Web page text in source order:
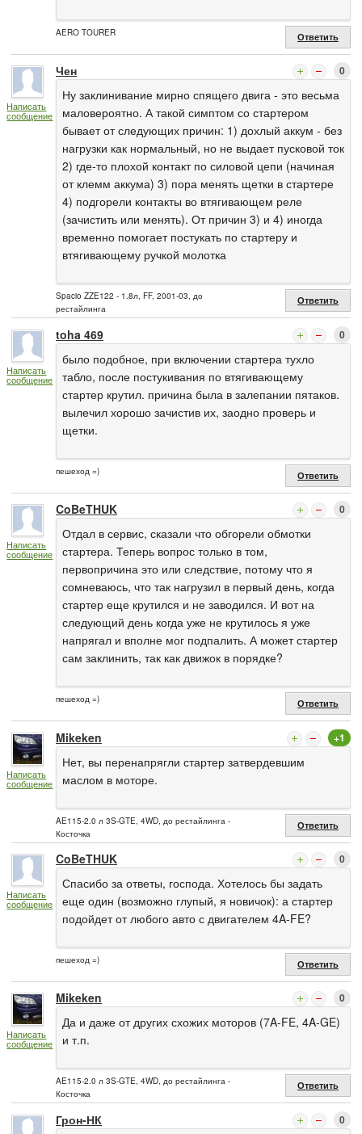
AERO TOURER Ответить
Написать
сообщение
Чен 0
Ну заклинивание мирно спящего двига - это весьма
маловероятно. А такой симптом со стартером
бывает от следующих причин: 1) дохлый аккум - без
нагрузки как нормальный, но не выдает пусковой ток
2) где-то плохой контакт по силовой цепи (начиная
от клемм аккума) 3) пора менять щетки в стартере
4) подгорели контакты во втягивающем реле
(зачистить или менять). От причин 3) и 4) иногда
временно помогает постукать по стартеру и
втягивающему ручкой молотка
Spacio ZZE122 - 1.8л, FF, 2001-03, до
рестайлинга
Ответить
Написать
сообщение
toha 469 0
было подобное, при включении стартера тухло
табло, после постукивания по втягивающему
стартер крутил. причина была в залепании пятаков.
вылечил хорошо зачистив их, заодно проверь и
щетки.
пешеход =) Ответить
Написать
сообщение
CoBeTHUK 0
Отдал в сервис, сказали что обгорели обмотки
стартера. Теперь вопрос только в том,
первопричина это или следствие, потому что я
сомневаюсь, что так нагрузил в первый день, когда
стартер еще крутился и не заводился. И вот на
следующий день когда уже не крутилось я уже
напрягал и вполне мог подпалить. А может стартер
сам заклинить, так как движок в порядке?
пешеход =) Ответить
Написать
сообщение
Mikeken +1
Нет, вы перенапрягли стартер затвердевшим
маслом в моторе.
AE115-2.0 л 3S-GTE, 4WD, до рестайлинга -
Косточка
Ответить
Написать
сообщение
CoBeTHUK 0
Спасибо за ответы, господа. Хотелось бы задать
еще один (возможно глупый, я новичок): а стартер
подойдет от любого авто с двигателем 4A-FE?
пешеход =) Ответить
Написать
сообщение
Mikeken 0
Да и даже от других схожих моторов (7A-FE, 4A-GE)
и т.п.
AE115-2.0 л 3S-GTE, 4WD, до рестайлинга -
Косточка
Ответить
Грон-НК 0